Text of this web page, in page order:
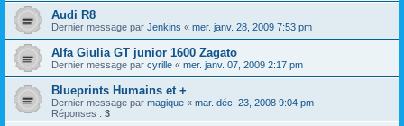
Audi R8
Dernier message par Jenkins « mer. janv. 28, 2009 7:53 pm
Alfa Giulia GT junior 1600 Zagato
Dernier message par cyrille « mer. janv. 07, 2009 2:17 pm
Blueprints Humains et +
Dernier message par magique « mar. déc. 23, 2008 9:04 pm
Réponses : 3